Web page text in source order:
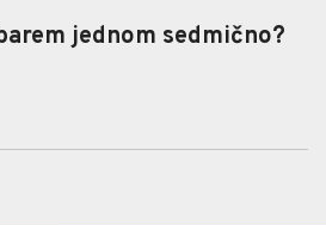
(98)
jednom sedmično?